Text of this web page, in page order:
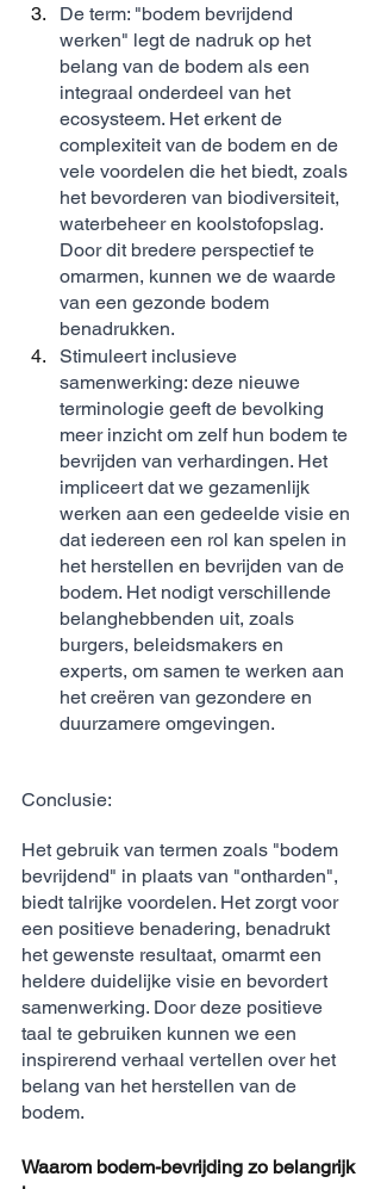
De term: "bodem bevrijdend
werken" legt de nadruk op het
belang van de bodem als een
integraal onderdeel van het
ecosysteem. Het erkent de
complexiteit van de bodem en de
vele voordelen die het biedt, zoals
het bevorderen van biodiversiteit,
waterbeheer en koolstofopslag.
Door dit bredere perspectief te
omarmen, kunnen we de waarde
van een gezonde bodem
benadrukken.
Stimuleert inclusieve
samenwerking: deze nieuwe
terminologie geeft de bevolking
meer inzicht om zelf hun bodem te
bevrijden van verhardingen. Het
impliceert dat we gezamenlijk
werken aan een gedeelde visie en
dat iedereen een rol kan spelen in
het herstellen en bevrijden van de
bodem. Het nodigt verschillende
belanghebbenden uit, zoals
burgers, beleidsmakers en
experts, om samen te werken aan
het creëren van gezondere en
duurzamere omgevingen.
Conclusie:
Het gebruik van termen zoals "bodem
bevrijdend" in plaats van "ontharden",
biedt talrijke voordelen. Het zorgt voor
een positieve benadering, benadrukt
het gewenste resultaat, omarmt een
heldere duidelijke visie en bevordert
samenwerking. Door deze positieve
taal te gebruiken kunnen we een
inspirerend verhaal vertellen over het
belang van het herstellen van de
bodem.
Waarom bodem-bevrijding zo belangrijk